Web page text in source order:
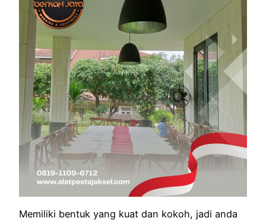
Memiliki bentuk yang kuat dan kokoh, jadi anda